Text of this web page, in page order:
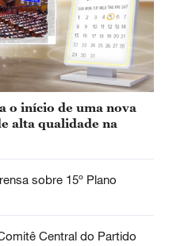
o início de uma nova
alta qualidade na
sobre 15º Plano
Central do Partido